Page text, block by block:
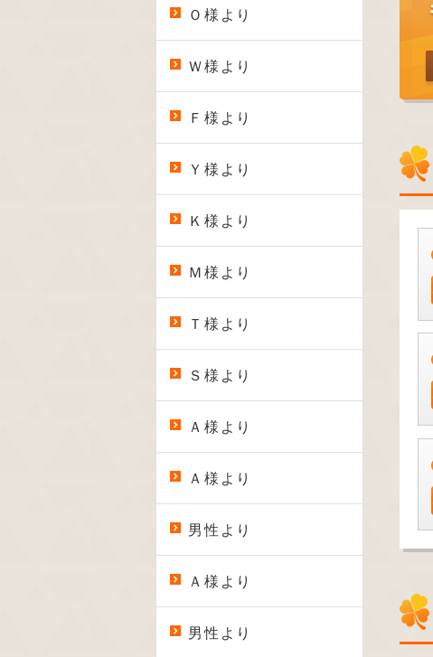
Ｏ様より
Ｗ様より
Ｆ様より
Ｙ様より
Ｋ様より
Ｍ様より
Ｔ様より
Ｓ様より
Ａ様より
Ａ様より
男性より
Ａ様より
男性より